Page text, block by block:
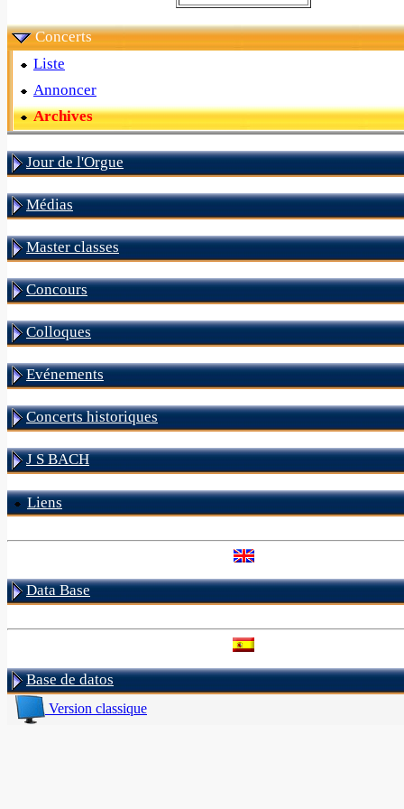
Concerts
Liste
Annoncer
Archives
Jour de l'Orgue
Médias
Master classes
Concours
Colloques
Evénements
Concerts historiques
J S BACH
Liens
Data Base
Base de datos
Version classique